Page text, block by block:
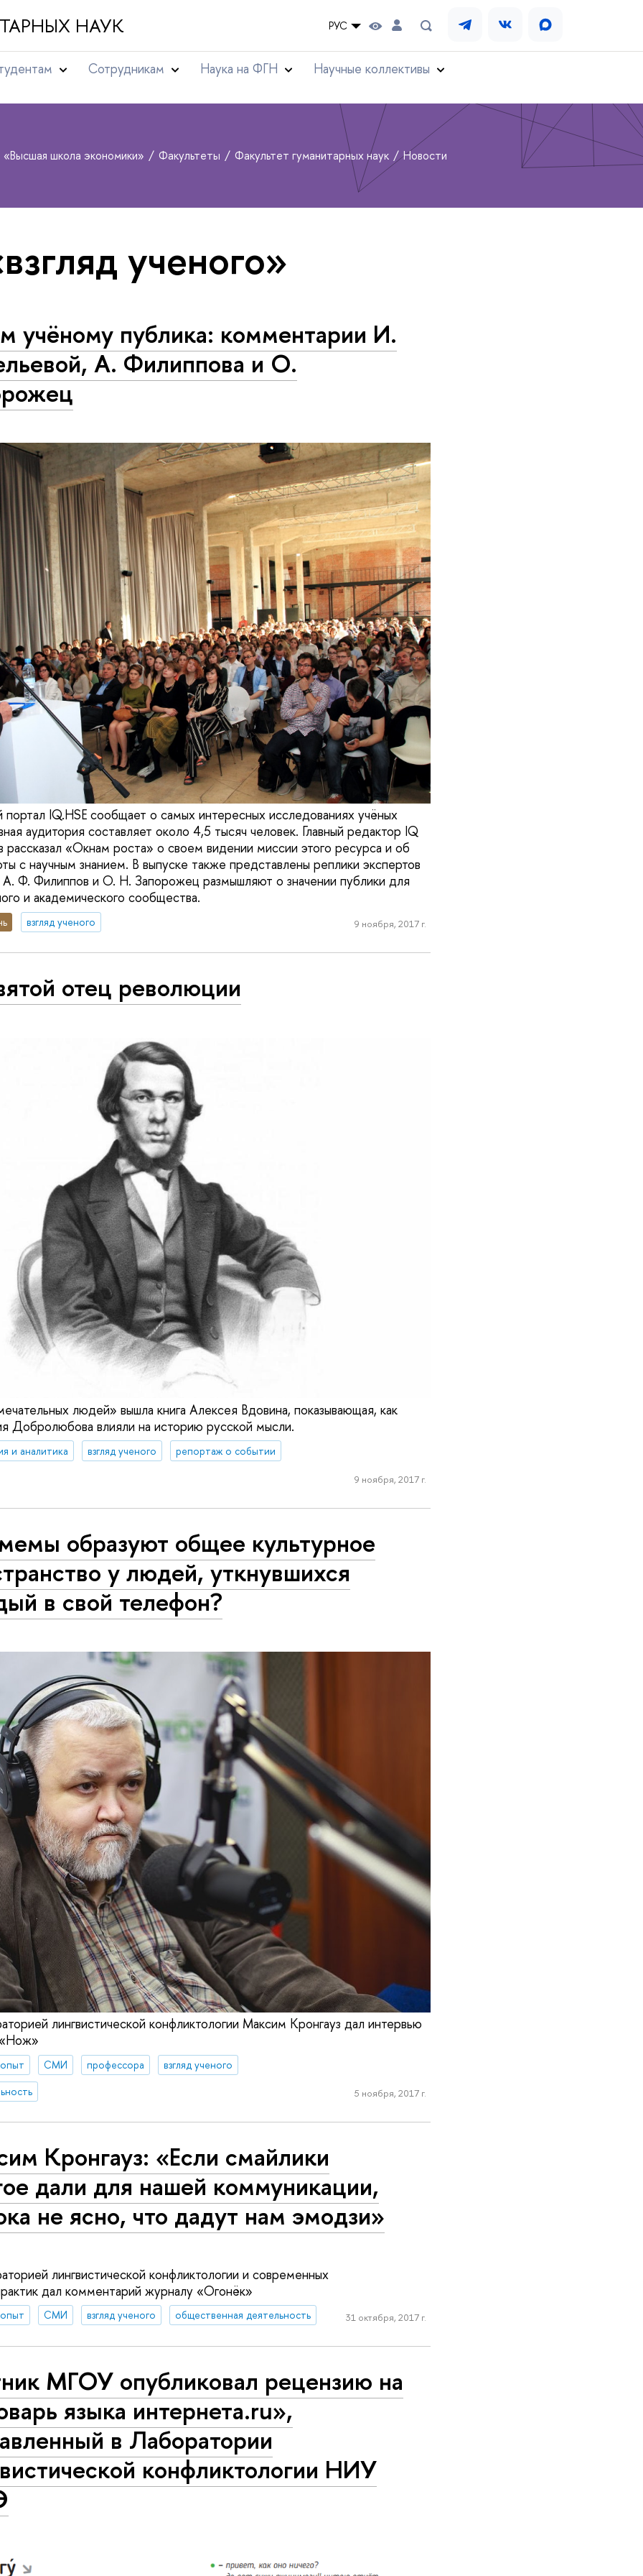
НАУК РУС
Сотрудникам Наука на ФГН Научные коллективы
«Высшая школа экономики» Факультеты Факультет гуманитарных наук Новости
ученого»
учёному публика: комментарии И.
А. Филиппова и О.
IQ.HSE сообщает о самых интересных исследованиях учёных
аудитория составляет около 4,5 тысяч человек. Главный редактор IQ
«Окнам роста» о своем видении миссии этого ресурса и об
с научным знанием. В выпуске также представлены реплики экспертов
Ф. Филиппов и О. Н. Запорожец размышляют о значении публики для
и академического сообщества.
взгляд ученого 9 ноября, 2017 г.
отец революции
людей» вышла книга Алексея Вдовина, показывающая, как
Добролюбова влияли на историю русской мысли.
и аналитика взгляд ученого репортаж о событии
9 ноября, 2017 г.
образуют общее культурное
у людей, уткнувшихся
в свой телефон?
лингвистической конфликтологии Максим Кронгауз дал интервью
СМИ профессора
взгляд ученого
5 ноября, 2017 г.
Кронгауз: «Если смайлики
дали для нашей коммуникации,
не ясно, что дадут нам эмодзи»
лингвистической конфликтологии и современных
дал комментарий журналу «Огонёк»
СМИ взгляд ученого общественная деятельность 31 октября, 2017 г.
МГОУ опубликовал рецензию на
языка интернета.ru»,
в Лаборатории
конфликтологии НИУ